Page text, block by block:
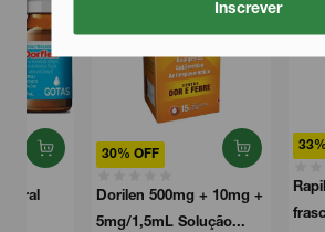
Inscrever
30% OFF
Dorilen 500mg + 10mg +
5mg/1,5mL Solução...
33% OFF
Rapilax
frasco